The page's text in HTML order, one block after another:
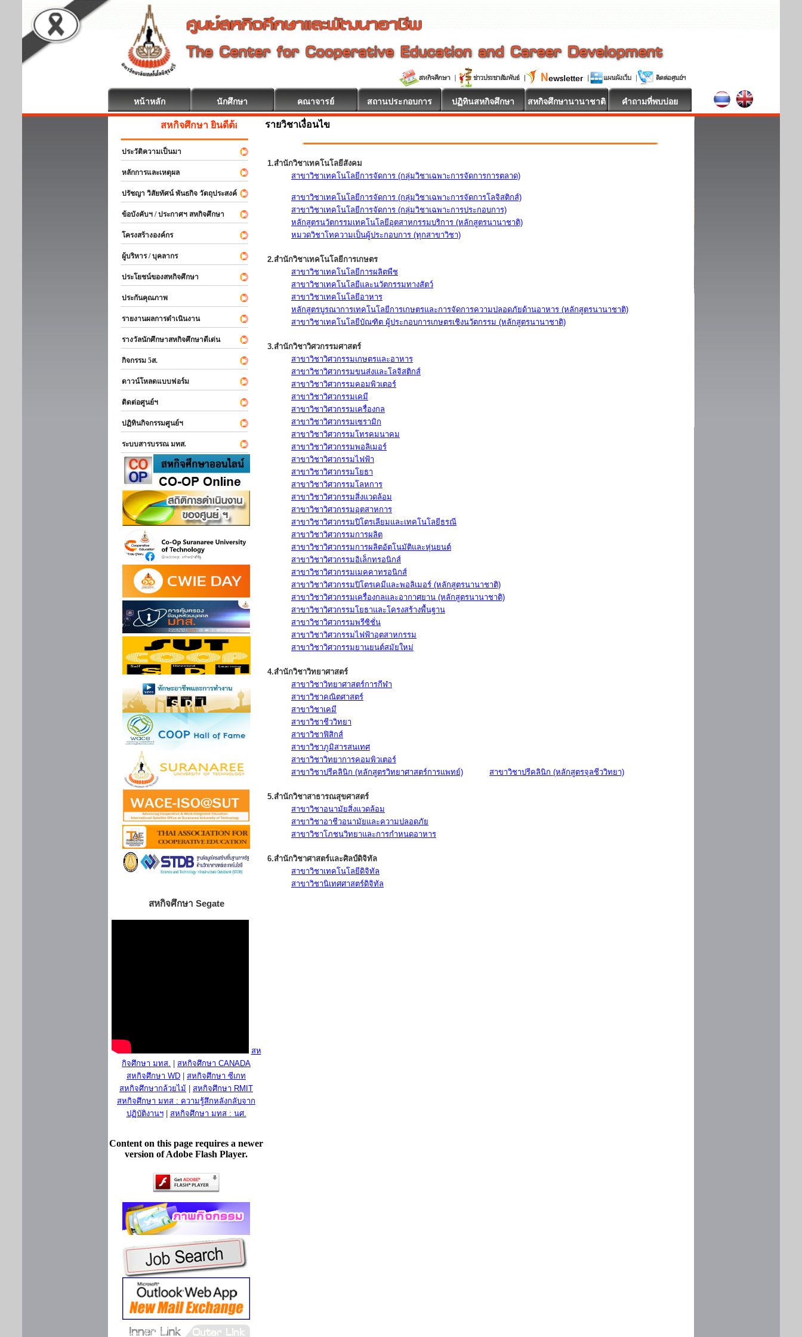
หน้าหลัก นักศึกษา คณาจารย์ สถานประกอบการ ปฏิทินสหกิจศึกษา สหกิจศึกษานานาชาติ คำถามที่พบบ่อย
สหกิจศึกษา ยินดีต้อนรับ
ประวัติความเป็นมา
หลักการและเหตุผล
ปรัชญา วิสัยทัศน์ พันธกิจ วัตถุประสงค์
ข้อบังคับฯ / ประกาศฯ สหกิจศึกษา
โครงสร้างองค์กร
ผู้บริหาร / บุคลากร
ประโยชน์ของสหกิจศึกษา
ประกันคุณภาพ
รายงานผลการดำเนินงาน
รางวัลนักศึกษาสหกิจศึกษาดีเด่น
กิจกรรม 5ส.
ดาวน์โหลดแบบฟอร์ม
ติดต่อศูนย์ฯ
ปฏิทินกิจกรรมศูนย์ฯ
ระบบสารบรรณ มทส.
สหกิจศึกษา Segate
สห
กิจศึกษา มทส.
สหกิจศึกษา CANADA
สหกิจศึกษา WD
สหกิจศึกษา ซีเกท
สหกิจศึกษากล้วยไม้
สหกิจศึกษา RMIT
สหกิจศึกษา มทส : ความรู้สึกหลังกลับจาก
ปฏิบัติงานฯ| สหกิจศึกษา มทส : นศ.
Content on this page requires a newer
version of Adobe Flash Player.
รายวิชาเงื่อนไข
1.สำนักวิชาเทคโนโลยีสังคม
สาขาวิชาเทคโนโลยีการจัดการ (กลุ่มวิชาเฉพาะการจัดการการตลาด)
สาขาวิชาเทคโนโลยีการจัดการ (กลุ่มวิชาเฉพาะการจัดการโลจิสติกส์)
สาขาวิชาเทคโนโลยีการจัดการ (กลุ่มวิชาเฉพาะการประกอบการ)
หลักสูตรนวัตกรรมเทคโนโลยีอุตสาหกรรมบริการ (หลักสูตรนานาชาติ)
หมวดวิชาโทความเป็นผู้ประกอบการ (ทุกสาขาวิชา)
2.สำนักวิชาเทคโนโลยีการเกษตร
สาขาวิชาเทคโนโลยีการผลิตพืช
สาขาวิชาเทคโนโลยีและนวัตกรรมทางสัตว์
สาขาวิชาเทคโนโลยีอาหาร
หลักสูตรบูรณาการเทคโนโลยีการเกษตรและการจัดการความปลอดภัยด้านอาหาร (หลักสูตรนานาชาติ)
สาขาวิชาเทคโนโลยีบัณฑิต ผู้ประกอบการเกษตรเชิงนวัตกรรม (หลักสูตรนานาชาติ)
3.สำนักวิชาวิศวกรรมศาสตร์
สาขาวิชาวิศวกรรมเกษตรและอาหาร
สาขาวิชาวิศวกรรมขนส่งและโลจิสติกส์
สาขาวิชาวิศวกรรมคอมพิวเตอร์
สาขาวิชาวิศวกรรมเคมี
สาขาวิชาวิศวกรรมเครื่องกล
สาขาวิชาวิศวกรรมเซรามิก
สาขาวิชาวิศวกรรมโทรคมนาคม
สาขาวิชาวิศวกรรมพอลิเมอร์
สาขาวิชาวิศวกรรมไฟฟ้า
สาขาวิชาวิศวกรรมโยธา
สาขาวิชาวิศวกรรมโลหการ
สาขาวิชาวิศวกรรมสิ่งแวดล้อม
สาขาวิชาวิศวกรรมอุตสาหการ
สาขาวิชาวิศวกรรมปิโตรเลียมและเทคโนโลยีธรณี
สาขาวิชาวิศวกรรมการผลิต
สาขาวิชาวิศวกรรมการผลิตอัตโนมัติและหุ่นยนต์
สาขาวิชาวิศวกรรมอิเล็กทรอนิกส์
สาขาวิชาวิศวกรรมเมคคาทรอนิกส์
สาขาวิชาวิศวกรรมปิโตรเคมีและพอลิเมอร์ (หลักสูตรนานาชาติ)
สาขาวิชาวิศวกรรมเครื่องกลและอากาศยาน (หลักสูตรนานาชาติ)
สาขาวิชาวิศวกรรมโยธาและโครงสร้างพื้นฐาน
สาขาวิชาวิศวกรรมพรีซิชั่น
สาขาวิชาวิศวกรรมไฟฟ้าอุตสาหกรรม
สาขาวิชาวิศวกรรมยานยนต์สมัยใหม่
4.สำนักวิชาวิทยาศาสตร์
สาขาวิชาวิทยาศาสตร์การกีฬา
สาขาวิชาคณิตศาสตร์
สาขาวิชาเคมี
สาขาวิชาชีววิทยา
สาขาวิชาฟิสิกส์
สาขาวิชาภูมิสารสนเทศ
สาขาวิชาวิทยาการคอมพิวเตอร์
สาขาวิชาปรีคลินิก (หลักสูตรวิทยาศาสตร์การแพทย์)
สาขาวิชาปรีคลินิก (หลักสูตรจุลชีววิทยา)
5.สำนักวิชาสาธารณสุขศาสตร์
สาขาวิชาอนามัยสิ่งแวดล้อม
สาขาวิชาอาชีวอนามัยและความปลอดภัย
สาขาวิชาโภชนวิทยาและการกำหนดอาหาร
6.สำนักวิชาศาสตร์และศิลป์ดิจิทัล
สาขาวิชาเทคโนโลยีดิจิทัล
สาขาวิชานิเทศศาสตร์ดิจิทัล